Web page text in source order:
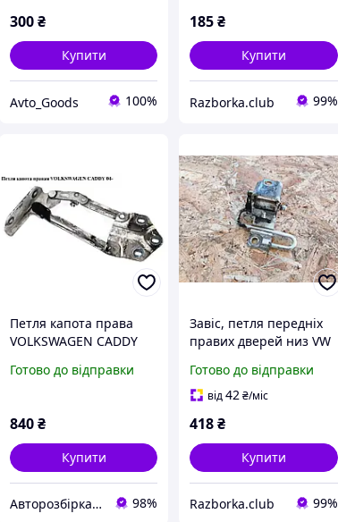
300₴
Купити
Avto_Goods 100%
185₴
Купити
Razborka.club 99%
Петля капота права
VOLKSWAGEN CADDY
КАДДІ) (1T0823302B,
Готово до відправки
840₴
Купити
Авторозбірка Мікроавтобусів 98%
Завіс, петля передніх
правих дверей низ VW
Фольксваген Кадді
Готово до відправки
від42 ₴/міс
418₴
Купити
Razborka.club 99%